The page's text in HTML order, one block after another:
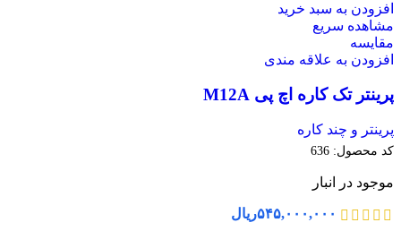
افزودن به سبد خرید
مشاهده سریع
مقایسه
افزودن به علاقه مندی
پرینتر تک کاره اچ پی M12A
پرینتر و چند کاره
کد محصول: 636
موجود در انبار
۵۴۵,۰۰۰,۰۰۰ریال